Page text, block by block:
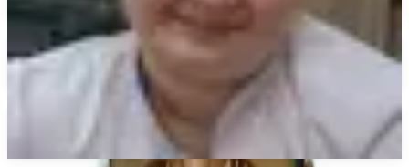
Стоматолог-терапевт
Камский Михаил Юрьевич
Стоматолог-терапевт
Макарычева Мария Викторовна
Стоматолог